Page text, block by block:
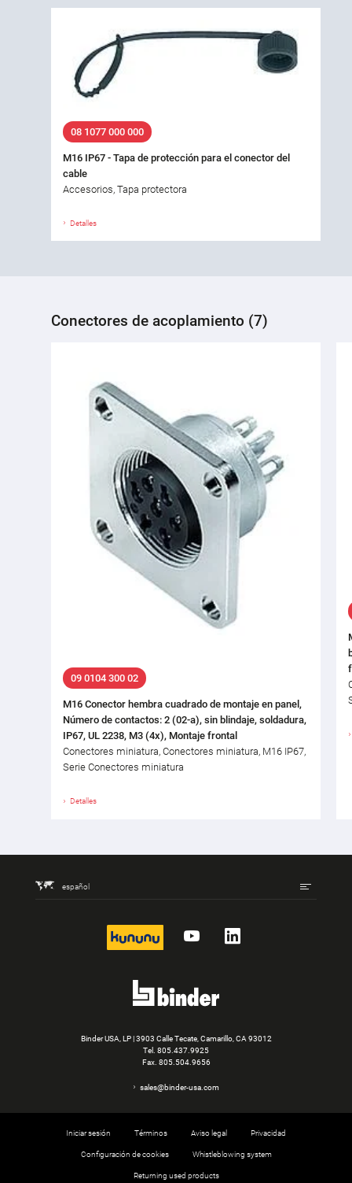
08 1077 000 000
M16 IP67 - Tapa de protección para el conector del
cable
Accesorios, Tapa protectora
Detalles
Conectores de acoplamiento (7)
09 0104 300 02
M16 Conector hembra cuadrado de montaje en panel,
Número de contactos: 2 (02-a), sin blindaje, soldadura,
IP67, UL 2238, M3 (4x), Montaje frontal
Conectores miniatura, Conectores miniatura, M16 IP67,
Serie Conectores miniatura
Detalles
español
kununu YouTubeLinkedIn
Binder USA, LP | 3903 Calle Tecate, Camarillo, CA 93012
Tel. 805.437.9925
Fax. 805.504.9656
sales@binder-usa.com
Iniciar sesión Términos Aviso legal Privacidad
Configuración de cookies Whistleblowing system
Returning used products